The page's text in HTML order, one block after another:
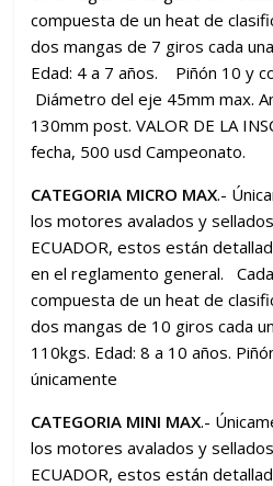
compuesta de un heat de
dos mangas de 7 giros cada
Edad: 4 a 7 años. Piñón 10 y
Diámetro del eje 45mm max.
130mm post. VALOR DE LA
fecha, 500 usd Campeonato.
CATEGORIA MICRO MAX.-
los motores avalados y sellados
ECUADOR, estos están
en el reglamento general.
compuesta de un heat de
dos mangas de 10 giros cada
110kgs. Edad: 8 a 10 años.
únicamente
CATEGORIA MINI MAX.-
los motores avalados y sellados
ECUADOR, estos están